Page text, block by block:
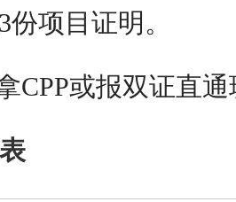
项目证明。
CPP或报双证直